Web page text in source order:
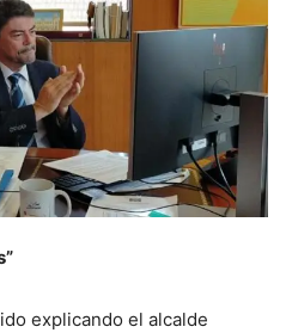
explicando el alcalde